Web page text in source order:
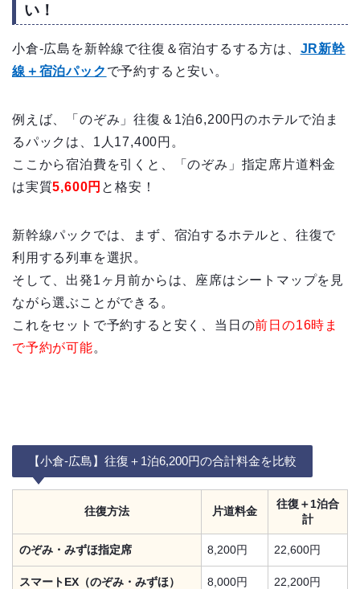
い！
小倉-広島を新幹線で往復＆宿泊するする方は、 JR新幹
線＋宿泊パック で予約すると安い。
例えば、「のぞみ」往復＆1泊6,200円のホテルで泊ま
るパックは、1人17,400円。
ここから宿泊費を引くと、「のぞみ」指定席片道料金
は実質5,600円 と格安！
新幹線パックでは、まず、宿泊するホテルと、往復で
利用する列車を選択。
そして、出発1ヶ月前からは、座席はシートマップを見
ながら選ぶことができる。
これをセットで予約すると安く、当日の前日の16時ま
で予約が可能。
【小倉-広島】往復＋1泊6,200円の合計料金を比較
往復方法 片道料金
往復＋1泊合
計
のぞみ・みずほ指定席 8,200円 22,600円
スマートEX（のぞみ・みずほ） 8,000円 22,200円